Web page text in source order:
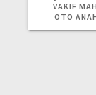
m
VAKIF
OTO